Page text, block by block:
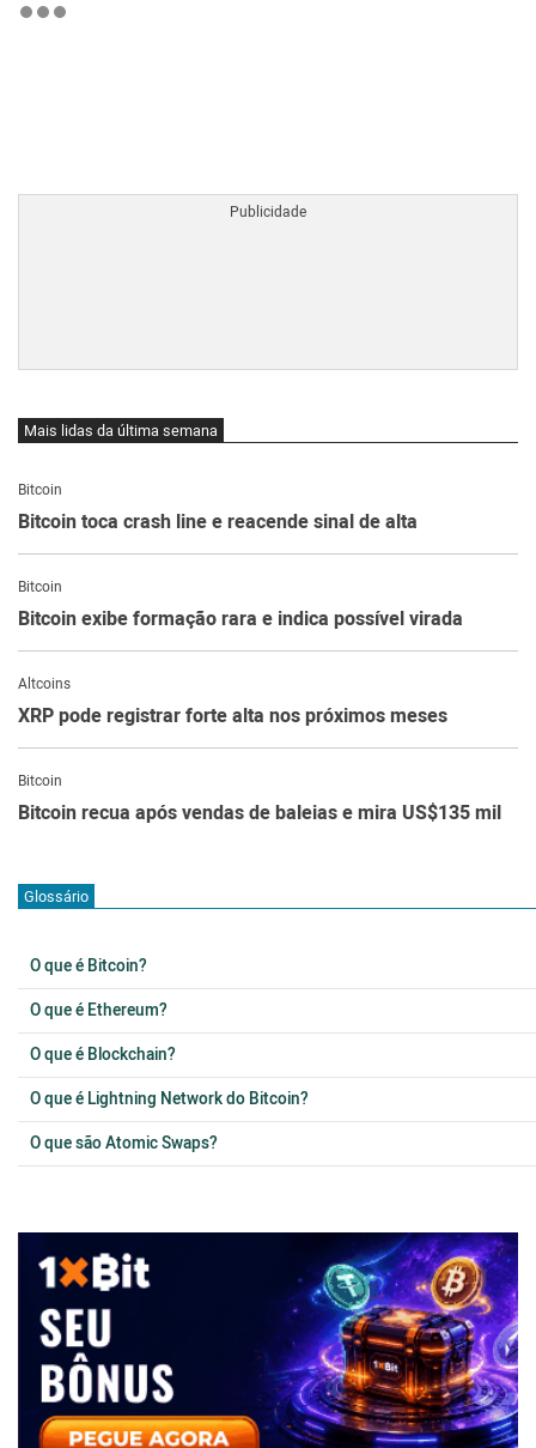
Mais lidas da última semana
Bitcoin
Bitcoin toca crash line e reacende sinal de alta
Bitcoin
Bitcoin exibe formação rara e indica possível virada
Altcoins
XRP pode registrar forte alta nos próximos meses
Bitcoin
Bitcoin recua após vendas de baleias e mira US$135 mil
Glossário
O que é Bitcoin?
O que é Ethereum?
O que é Blockchain?
O que é Lightning Network do Bitcoin?
O que são Atomic Swaps?